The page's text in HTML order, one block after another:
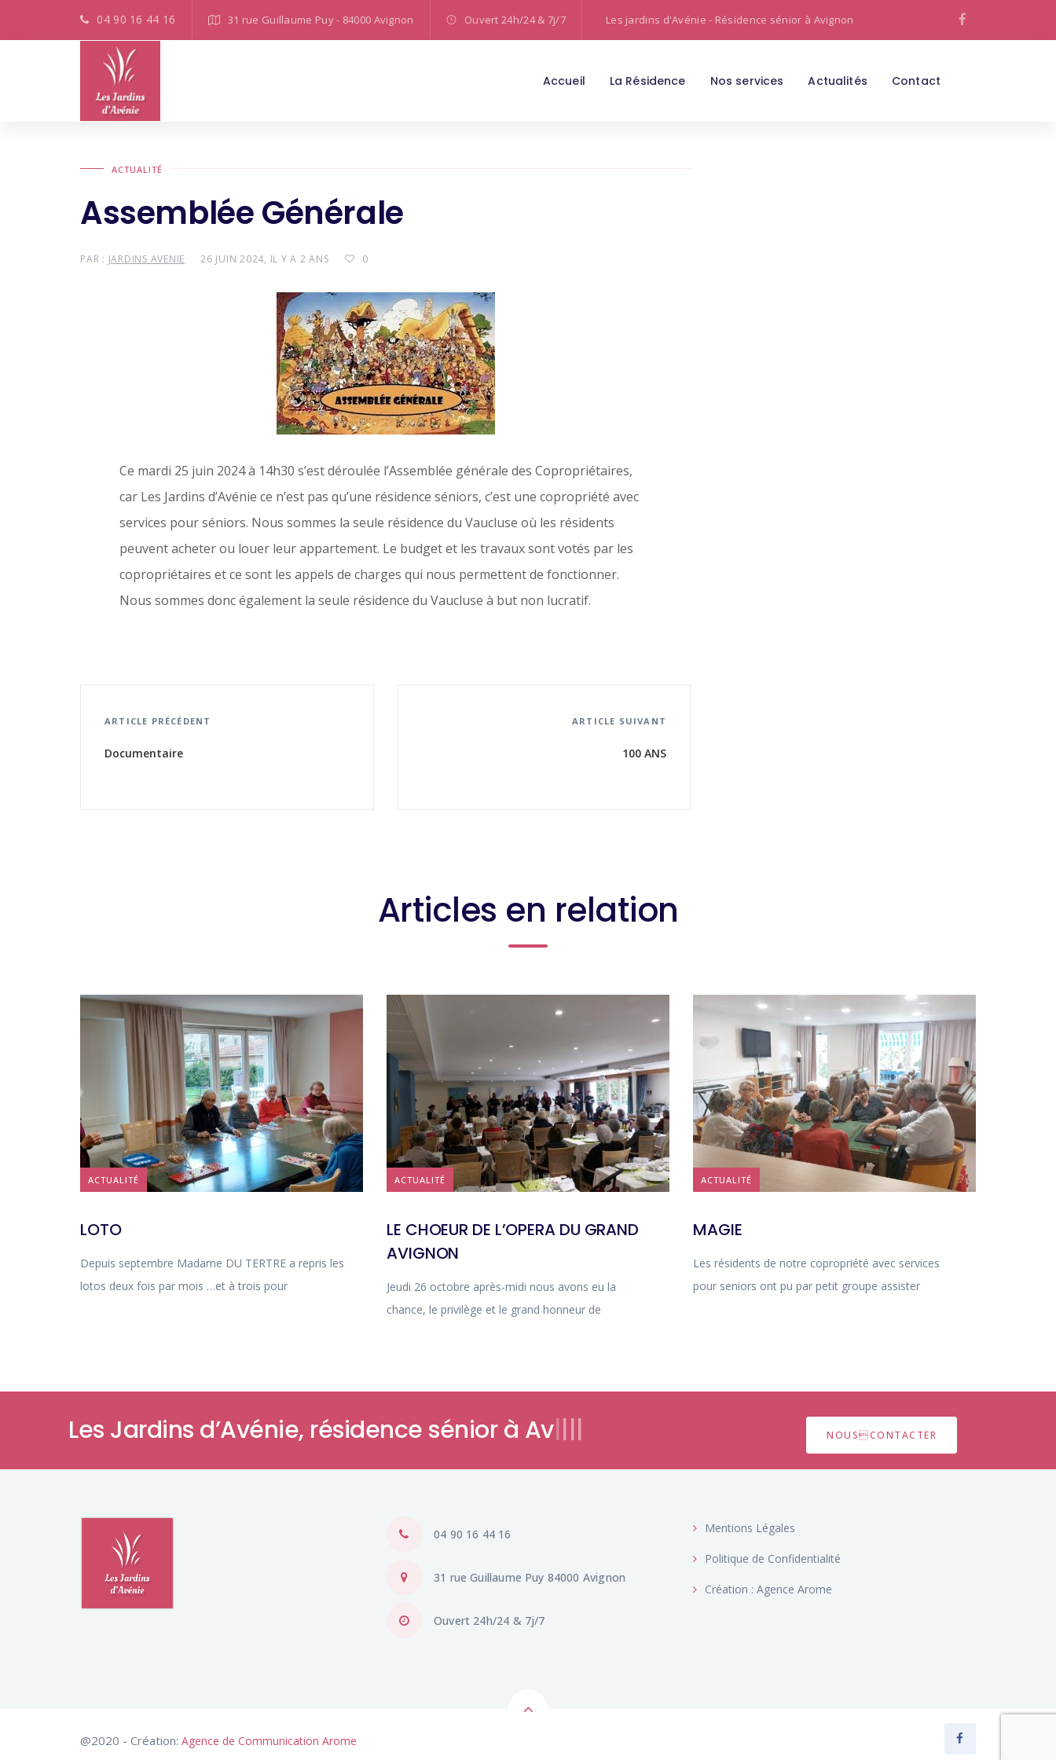
04 90 16 44 16 31 rue Guillaume Puy - 84000 Avignon Ouvert 24h/24 & 7j/7 Les jardins d'Avénie - Résidence sénior à Avignon
Accueil La Résidence Nos services Actualités Contact
ACTUALITÉ
Assemblée Générale
PAR : JARDINS AVENIE 26 JUIN 2024, IL Y A 2 ANS 0
Ce mardi 25 juin 2024 à 14h30 s’est déroulée l’Assemblée générale des Copropriétaires,
car Les Jardins d’Avénie ce n’est pas qu’une résidence séniors, c’est une copropriété avec
services pour séniors. Nous sommes la seule résidence du Vaucluse où les résidents
peuvent acheter ou louer leur appartement. Le budget et les travaux sont votés par les
copropriétaires et ce sont les appels de charges qui nous permettent de fonctionner.
Nous sommes donc également la seule résidence du Vaucluse à but non lucratif.
ARTICLE PRÉCÉDENT
Documentaire
ARTICLE SUIVANT
100 ANS
Articles en relation
ACTUALITÉ
LOTO
Depuis septembre Madame DU TERTRE a repris les
lotos deux fois par mois …et à trois pour
ACTUALITÉ
LE CHOEUR DE L’OPERA DU GRAND
AVIGNON
Jeudi 26 octobre après-midi nous avons eu la
chance, le privilège et le grand honneur de
ACTUALITÉ
MAGIE
Les résidents de notre copropriété avec services
pour seniors ont pu par petit groupe assister
Les Jardins d’Avénie, résidence s|||| NOUSCONTACTER
04 90 16 44 16
31 rue Guillaume Puy 84000 Avignon
Ouvert 24h/24 & 7j/7
Mentions Légales
Politique de Confidentialité
Création : Agence Arome
@2020 - Création: Agence de Communication Arome